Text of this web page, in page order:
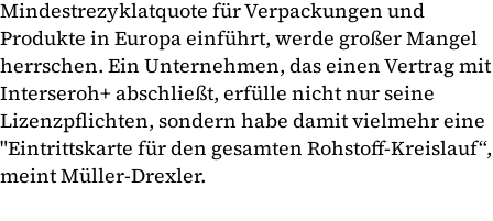
Mindestrezyklatquote für Verpackungen und
Produkte in Europa einführt, werde großer Mangel
herrschen. Ein Unternehmen, das einen Vertrag mit
Interseroh+ abschließt, erfülle nicht nur seine
Lizenzpflichten, sondern habe damit vielmehr eine
"Eintrittskarte für den gesamten Rohstoff-Kreislauf“,
meint Müller-Drexler.